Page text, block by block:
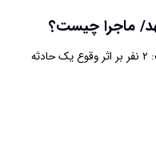
ماجرا چیست؟
معاون امنیتی انتظامی استاندار خراسان رضوی گفت: ۲ نفر بر اثر وقوع یک حادثه